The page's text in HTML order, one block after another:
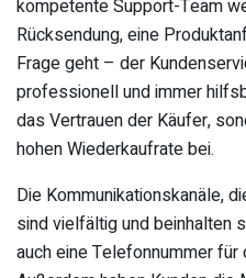
kompetente Support-Team
Rücksendung, eine
Frage geht – der
professionell und immer
das Vertrauen der Käufer,
hohen Wiederkaufrate bei.
Die Kommunikationskanäle,
sind vielfältig und beinhalten
auch eine Telefonnummer für